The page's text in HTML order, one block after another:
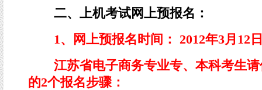
二、上机考试网上预报名：
1、网上预报名时间： 2012年3月12
江苏省电子商务专业专、本科考生
的2个报名步骤：